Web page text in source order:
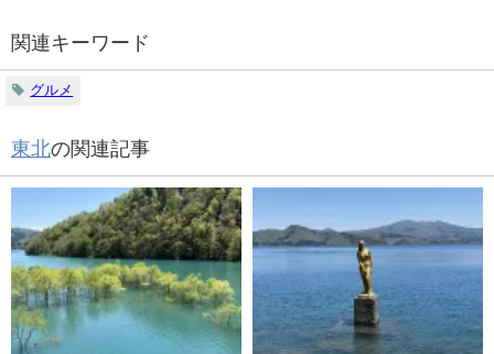
関連キーワード
グルメ
東北の関連記事